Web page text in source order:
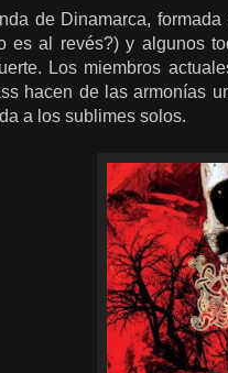
de Dinamarca,
es al revés?) y algunos
Los miembros
hacen de las armonías
a los sublimes solos.